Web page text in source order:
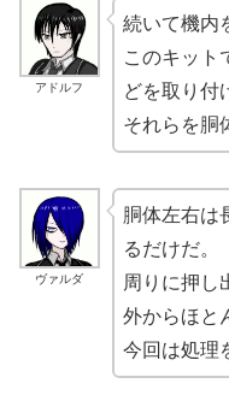
アドルフ
続いて機内
このキット
どを取り付
それらを胴
ヴァルダ
胴体左右は
るだけだ。
周りに押し
外からほと
今回は処理